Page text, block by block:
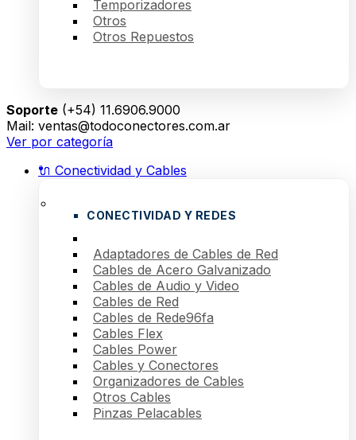
Temporizadores
Otros
Otros Repuestos
Soporte (+54) 11.6906.9000
Mail: ventas@todoconectores.com.ar
Ver por categoría
🔌 Conectividad y Cables
CONECTIVIDAD Y REDES
Adaptadores de Cables de Red
Cables de Acero Galvanizado
Cables de Audio y Video
Cables de Red
Cables de Rede96fa
Cables Flex
Cables Power
Cables y Conectores
Organizadores de Cables
Otros Cables
Pinzas Pelacables